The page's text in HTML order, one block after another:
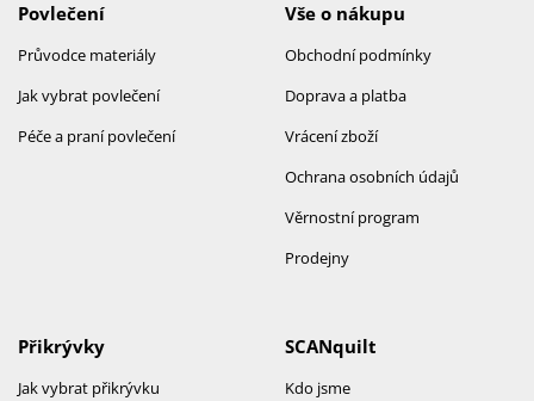
Povlečení
Průvodce materiály
Jak vybrat povlečení
Péče a praní povlečení
Vše o nákupu
Obchodní podmínky
Doprava a platba
Vrácení zboží
Ochrana osobních údajů
Věrnostní program
Prodejny
SCANquilt
Kdo jsme
Přikrývky
Jak vybrat přikrývku